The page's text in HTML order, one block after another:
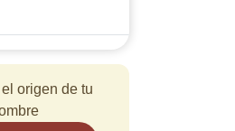
origen de tu